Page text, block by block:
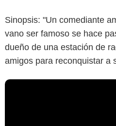
Sinopsis: "Un comediante
vano ser famoso se hace
dueño de una estación de
amigos para reconquistar a